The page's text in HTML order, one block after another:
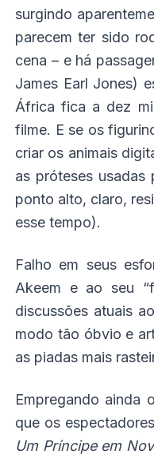
surgindo
parecem ter sido
cena – e há
James Earl Jones)
África fica a dez
filme. E se os
criar os animais
as próteses usadas
ponto alto, claro,
esse tempo).
Falho em seus
Akeem e ao seu
discussões atuais
modo tão óbvio e
as piadas mais
Empregando ainda
que os
Um Príncipe em